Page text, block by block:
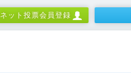
ネット投票会員登録